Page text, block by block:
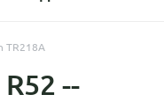
TR218A
--